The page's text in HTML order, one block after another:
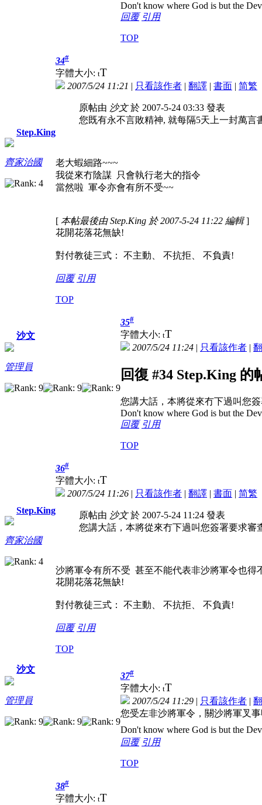
Don't know where God is but the
回覆 引用
TOP
Step.King
齊家治國
34#
字體大小: tT
2007/5/24 11:21 | 只看該作者 | 翻譯 | 書面 | 简繁
原帖由 沙文於 2007-5-24 03:33 發表
您既有永不言敗精神, 就每隔5天上一封萬
老大蝦細路~~~
我從來冇陰謀 只會執行老大的指令
當然啦 軍令亦會有所不受~~
[ 本帖最後由 Step.King 於 2007-5-24 11:22 編輯]
花開花落花無缺!
對付教徒三式： 不主動、 不抗拒、 不負責!
回覆 引用
TOP
沙文
管理員
35#
字體大小: tT
2007/5/24 11:24 | 只看該作者 |
回復 #34 Step.King 的
您講大話，本將從來冇下過叫您
Don't know where God is but the
回覆 引用
TOP
Step.King
齊家治國
36#
字體大小: tT
2007/5/24 11:26 | 只看該作者 | 翻譯 | 書面 | 简繁
原帖由 沙文於 2007-5-24 11:24 發表
您講大話，本將從來冇下過叫您簽署要求審
沙將軍令有所不受 甚至不能代表非沙將軍令也得
花開花落花無缺!
對付教徒三式： 不主動、 不抗拒、 不負責!
回覆 引用
TOP
沙文
管理員
37#
字體大小: tT
2007/5/24 11:29 | 只看該作者 |
您受左非沙將軍令，關沙將軍叉
Don't know where God is but the
回覆 引用
TOP
38#
字體大小: tT